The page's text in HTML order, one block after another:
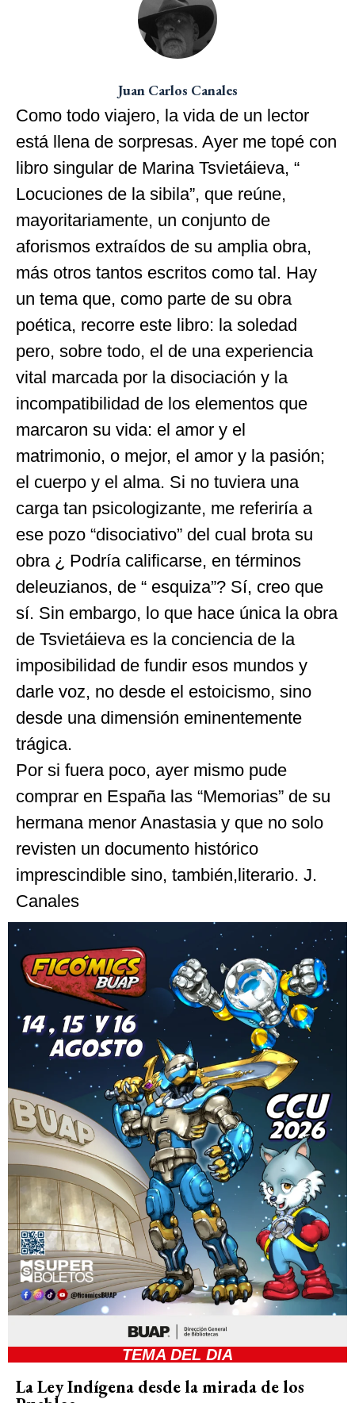
Juan Carlos Canales
Como todo viajero, la vida de un lector
está llena de sorpresas. Ayer me topé con
libro singular de Marina Tsvietáieva, “
Locuciones de la sibila”, que reúne,
mayoritariamente, un conjunto de
aforismos extraídos de su amplia obra,
más otros tantos escritos como tal. Hay
un tema que, como parte de su obra
poética, recorre este libro: la soledad
pero, sobre todo, el de una experiencia
vital marcada por la disociación y la
incompatibilidad de los elementos que
marcaron su vida: el amor y el
matrimonio, o mejor, el amor y la pasión;
el cuerpo y el alma. Si no tuviera una
carga tan psicologizante, me referiría a
ese pozo “disociativo” del cual brota su
obra ¿ Podría calificarse, en términos
deleuzianos, de “ esquiza”? Sí, creo que
sí. Sin embargo, lo que hace única la obra
de Tsvietáieva es la conciencia de la
imposibilidad de fundir esos mundos y
darle voz, no desde el estoicismo, sino
desde una dimensión eminentemente
trágica.
Por si fuera poco, ayer mismo pude
comprar en España las “Memorias” de su
hermana menor Anastasia y que no solo
revisten un documento histórico
imprescindible sino, también,literario. J.
Canales
TEMA DEL DIA
La Ley Indígena desde la mirada de los